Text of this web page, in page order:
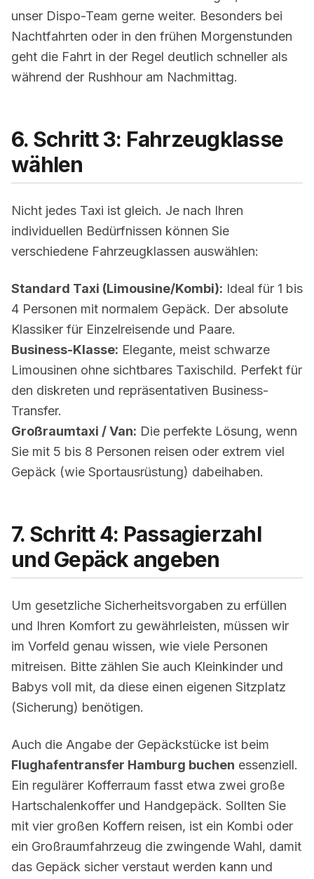
unser Dispo-Team gerne weiter. Besonders bei
Nachtfahrten oder in den frühen Morgenstunden
geht die Fahrt in der Regel deutlich schneller als
während der Rushhour am Nachmittag.
6. Schritt 3: Fahrzeugklasse
wählen
Nicht jedes Taxi ist gleich. Je nach Ihren
individuellen Bedürfnissen können Sie
verschiedene Fahrzeugklassen auswählen:
Standard Taxi (Limousine/Kombi): Ideal für 1 bis
4 Personen mit normalem Gepäck. Der absolute
Klassiker für Einzelreisende und Paare.
Business-Klasse: Elegante, meist schwarze
Limousinen ohne sichtbares Taxischild. Perfekt für
den diskreten und repräsentativen Business-
Transfer.
Großraumtaxi / Van: Die perfekte Lösung, wenn
Sie mit 5 bis 8 Personen reisen oder extrem viel
Gepäck (wie Sportausrüstung) dabeihaben.
7. Schritt 4: Passagierzahl
und Gepäck angeben
Um gesetzliche Sicherheitsvorgaben zu erfüllen
und Ihren Komfort zu gewährleisten, müssen wir
im Vorfeld genau wissen, wie viele Personen
mitreisen. Bitte zählen Sie auch Kleinkinder und
Babys voll mit, da diese einen eigenen Sitzplatz
(Sicherung) benötigen.
Auch die Angabe der Gepäckstücke ist beim
Flughafentransfer Hamburg buchen essenziell.
Ein regulärer Kofferraum fasst etwa zwei große
Hartschalenkoffer und Handgepäck. Sollten Sie
mit vier großen Koffern reisen, ist ein Kombi oder
ein Großraumfahrzeug die zwingende Wahl, damit
das Gepäck sicher verstaut werden kann und